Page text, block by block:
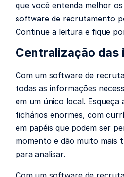
que você entenda melhor
software de recrutamento
Continue a leitura e fique
Centralização das
Com um software de
todas as informações
em um único local. Esqueça
fichários enormes, com
em papéis que podem ser
momento e dão muito mais
para analisar.
Com um software de